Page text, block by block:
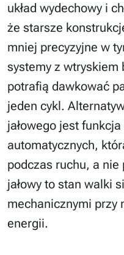
układ wydechowy i
że starsze
mniej precyzyjne w
systemy z wtryskiem
potrafią dawkować
jeden cykl.
jałowego jest
automatycznych,
podczas ruchu, a
jałowy to stan walki
mechanicznymi przy
energii.